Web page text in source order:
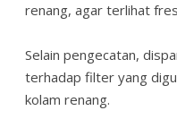
renang, agar terlihat
Selain pengecatan,
terhadap filter yang
kolam renang.